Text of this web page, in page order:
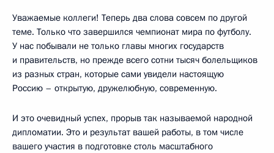
Уважаемые коллеги! Теперь два слова совсем по другой
теме. Только что завершился чемпионат мира по футболу.
У нас побывали не только главы многих государств
и правительств, но прежде всего сотни тысяч болельщиков
из разных стран, которые сами увидели настоящую
Россию – открытую, дружелюбную, современную.
И это очевидный успех, прорыв так называемой народной
дипломатии. Это и результат вашей работы, в том числе
вашего участия в подготовке столь масштабного